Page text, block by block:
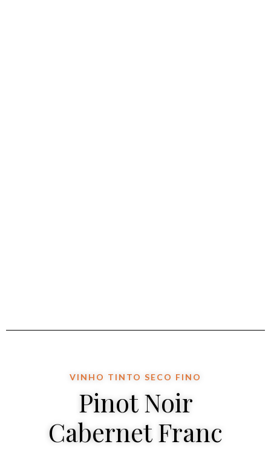
VINHO TINTO SECO FINO
Pinot Noir
Cabernet Franc